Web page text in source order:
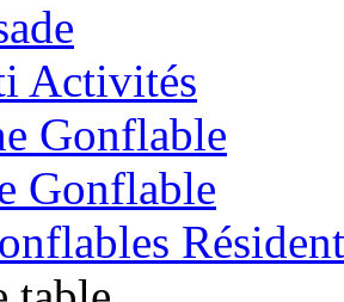
Activités
Gonflable
Gonflable